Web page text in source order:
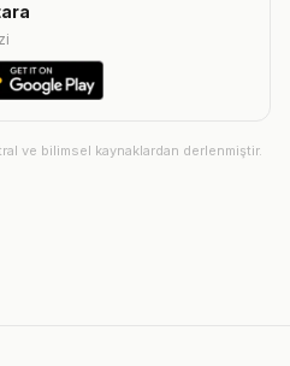
ve bilimsel kaynaklardan derlenmiştir.